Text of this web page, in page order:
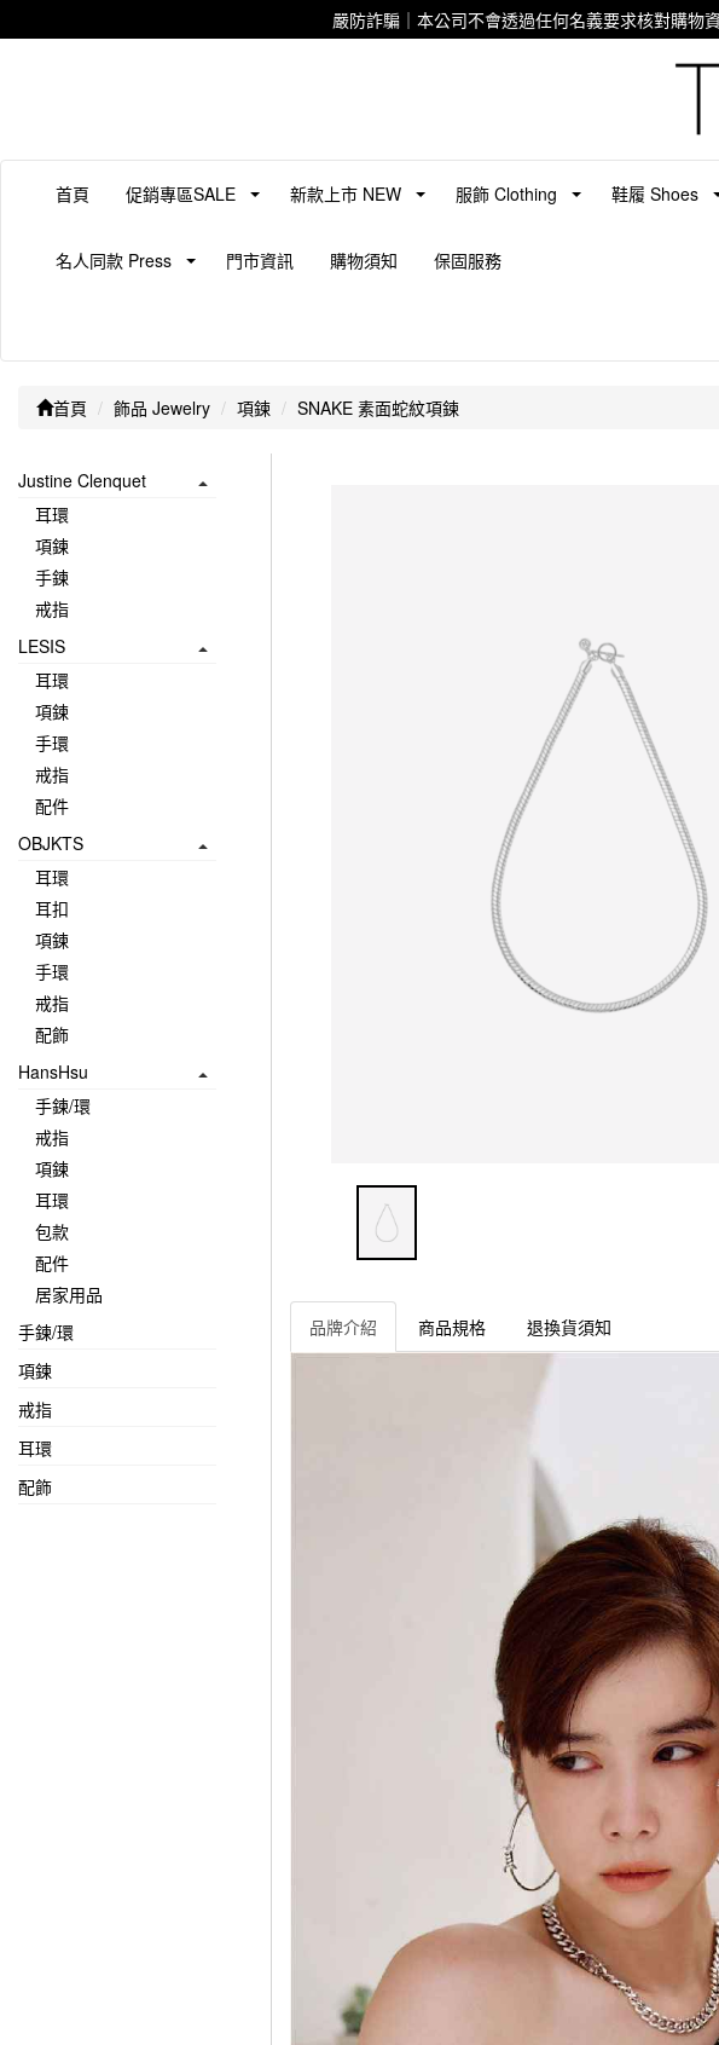
嚴防詐騙｜本公司不會透過任何名義要求核對購物
首頁 促銷專區SALE 新款上市 NEW 服飾 Clothing 鞋履 Shoes
名人同款 Press 門市資訊 購物須知 保固服務
首頁 飾品 Jewelry 項鍊 SNAKE 素面蛇紋項鍊
Justine Clenquet
耳環
項鍊
手鍊
戒指
LESIS
耳環
項鍊
手環
戒指
配件
OBJKTS
耳環
耳扣
項鍊
手環
戒指
配飾
HansHsu
手鍊/環
戒指
項鍊
耳環
包款
配件
居家用品
手鍊/環
項鍊
戒指
耳環
配飾
品牌介紹 商品規格 退換貨須知